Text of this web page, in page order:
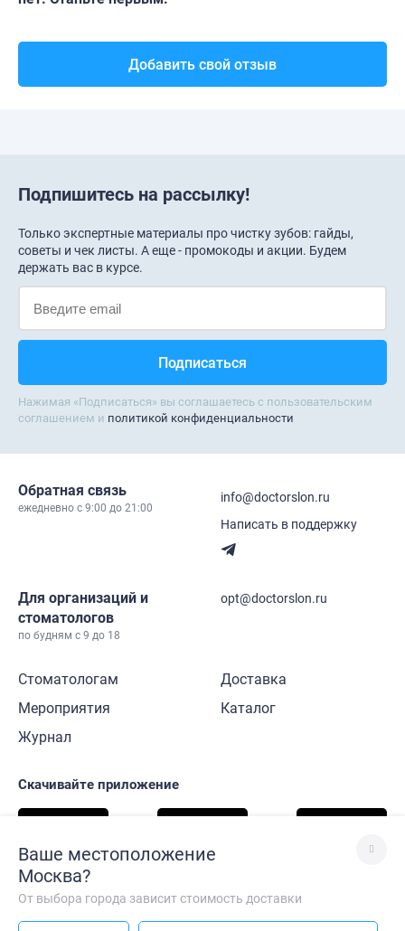
Добавить свой отзыв
Подпишитесь на рассылку!
Только экспертные материалы про чистку зубов: гайды,
советы и чек листы. А еще - промокоды и акции. Будем
держать вас в курсе.
Нажимая «Подписаться» вы соглашаетесь с пользовательским
соглашением и политикой конфиденциальности
Обратная связь
ежедневно c 9:00 до 21:00
info@doctorslon.ru
Написать в поддержку
Для организаций и
стоматологов
по будням с 9 до 18
opt@doctorslon.ru
Стоматологам
Мероприятия
Журнал
Доставка
Каталог
Скачивайте приложение
Подписывайтесь на нас
Ваше местоположение
Москва?
От выбора города зависит стоимость доставки